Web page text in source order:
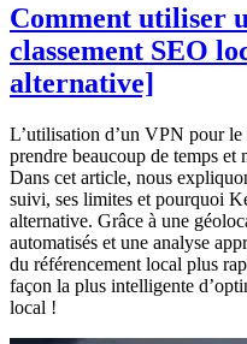
Comment utiliser
classement SEO
alternative]
L’utilisation d’un VPN pour
prendre beaucoup de temps et
Dans cet article, nous
suivi, ses limites et pourquoi
alternative. Grâce à une
automatisés et une analyse
du référencement local plus
façon la plus intelligente
local !